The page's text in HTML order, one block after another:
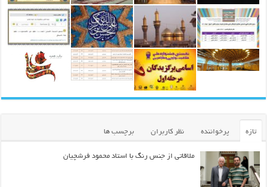
تازه پرخواننده نظر کاربران برچسب ها
ملاقاتی از جنس رنگ با استاد محمود فرشچیان